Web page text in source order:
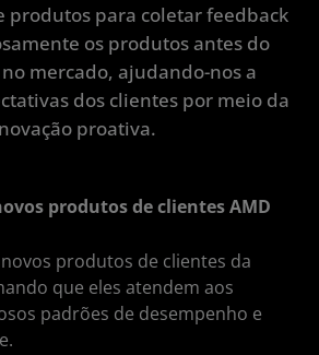
produtos para coletar feedback
os produtos antes do
mercado, ajudando-nos a
dos clientes por meio da
proativa.
produtos de clientes AMD
produtos de clientes da
que eles atendem aos
padrões de desempenho e